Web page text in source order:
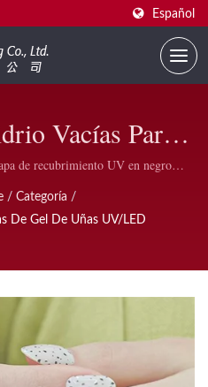
Español
Vacías Para
LED – 4ml A
Contra UV Con
de recubrimiento UV en negro
y aceites esenciales de la
en tamaños de cuello 13/415
/ Categoría /
De Gel De Uñas UV/LED